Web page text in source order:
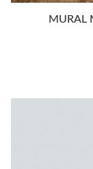
MURAL